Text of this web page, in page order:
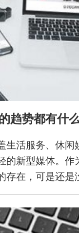
趋势都有什
生活服务、休闲
的新型媒体。作
存在，可是还是
都会浏览网络提
门的新闻内容或
查看他感兴趣